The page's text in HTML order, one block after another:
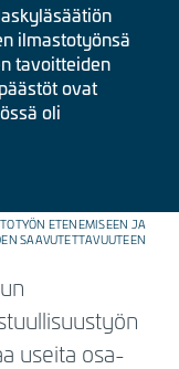
ilmastotyönsä
tavoitteiden
ovat
oli
ETENEMISEEN JA
SAAVUTETTAVUUTEEN
useita osa-